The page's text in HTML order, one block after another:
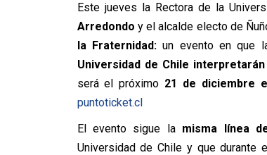
Este jueves la Rectora de la
Arredondo y el alcalde electo de
la Fraternidad:un evento en que
Universidad de Chile
será el próximo 21 de diciembre
puntoticket.cl
El evento sigue lamisma línea
Universidad de Chile y que